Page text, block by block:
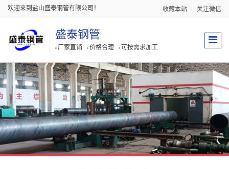
欢迎来到盐山盛泰钢管有限公司！ 收藏本站 关注微信
盛泰钢管
厂家直销 价格合理 可按需求加工